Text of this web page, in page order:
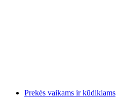
Prekės vaikams ir kūdikiams